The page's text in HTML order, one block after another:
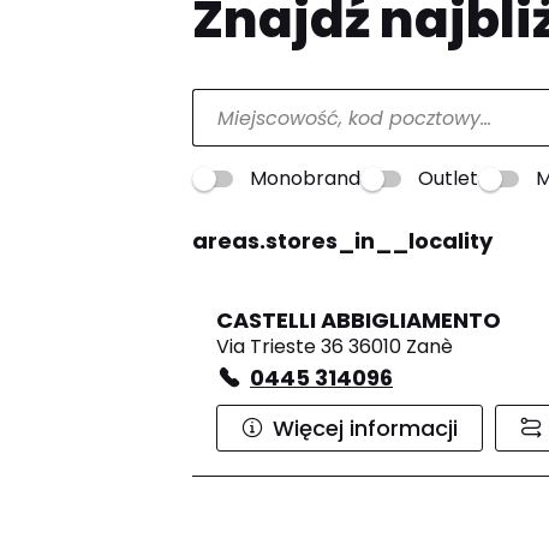
Znajdź
Monobrand Outlet
areas.stores_in__locality
CASTELLI ABBIGLIAMENTO
Via Trieste 36 36010 Zanè
0445 314096
Więcej informacji